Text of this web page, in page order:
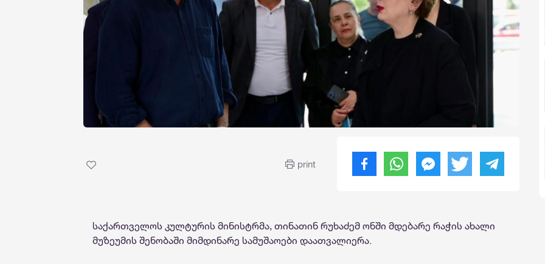
print
საქართველოს კულტურის მინისტრმა, თინათინ რუხაძემ ონში მდებარე რაჭის ახალი
მუზეუმის შენობაში მიმდინარე სამუშაოები დაათვალიერა.